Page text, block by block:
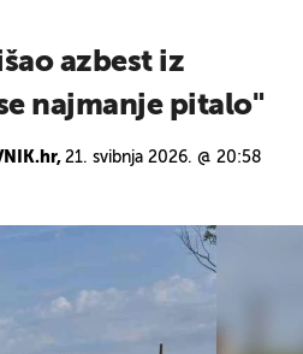
azbest iz
najmanje pitalo"
21. svibnja 2026. @ 20:58